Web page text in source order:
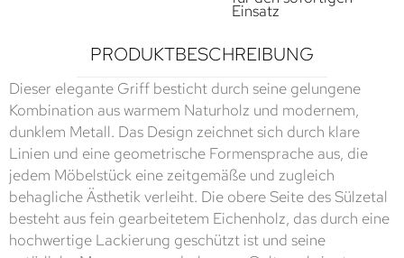
Einsatz
PRODUKTBESCHREIBUNG
Dieser elegante Griff besticht durch seine gelungene
Kombination aus warmem Naturholz und modernem,
dunklem Metall. Das Design zeichnet sich durch klare
Linien und eine geometrische Formensprache aus, die
jedem Möbelstück eine zeitgemäße und zugleich
behagliche Ästhetik verleiht. Die obere Seite des Sülzetal
besteht aus fein gearbeitetem Eichenholz, das durch eine
hochwertige Lackierung geschützt ist und seine